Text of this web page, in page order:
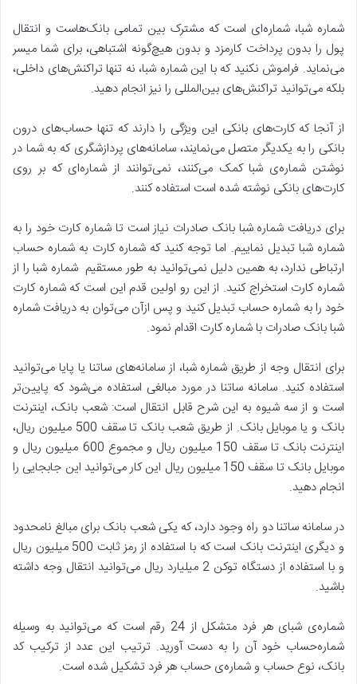
شماره شبا، شماره‌ای است که مشترک بین تمامی بانک‌هاست و انتقال
پول را بدون پرداخت کارمزد و بدون هیچ‌گونه اشتباهی، برای شما میسر
می‌نماید. فراموش نکنید که با این شماره شبا، نه تنها تراکنش‌های داخلی،
بلکه می‌توانید تراکنش‌های بین‌المللی را نیز انجام دهید.
از آنجا که کارت‌های بانکی این ویژگی را دارند که تنها حساب‌های درون
بانکی را به یکدیگر متصل می‌نمایند، سامانه‌های پردازشگری که به شما در
نوشتن شماره‌ی شبا کمک می‌کنند، نمی‌توانند از شماره‌ای که بر روی
کارت‌های بانکی نوشته شده‌ است استفاده کنند.
برای دریافت شماره شبا بانک صادرات نیاز است تا شماره کارت خود را به
شماره شبا تبدیل نماییم. اما توجه کنید که شماره کارت به شماره حساب
ارتباطی ندارد، به همین دلیل نمی‌توانید به طور مستقیم شماره شبا را از
شماره کارت استخراج کنید. از این رو اولین قدم این است که شماره کارت
خود را به شماره حساب تبدیل کنید و پس ازآن می‌توان به دریافت شماره
شبا بانک صادرات با شماره کارت اقدام نمود.
برای انتقال وجه از طریق شماره شبا، از سامانه‌های ساتنا یا پایا می‌توانید
استفاده کنید. سامانه ساتنا در مورد مبالغی استفاده می‌شود که پایین‌تر
است و از سه شیوه به این شرح قابل انتقال است: شعب بانک، اینترنت
بانک و یا موبایل بانک. از طریق شعب بانک تا سقف 500 میلیون ریال،
اینترنت بانک تا سقف 150 میلیون ریال و مجموع 600 میلیون ریال و
موبایل بانک تا سقف 150 میلیون ریال این کار می‌توانید این جابجایی را
انجام دهید.
در سامانه ساتنا دو راه وجود دارد، که یکی شعب بانک برای مبالغ نامحدود
و دیگری اینترنت بانک است که با استفاده از رمز ثابت 500 میلیون ریال
و با استفاده از دستگاه توکن 2 میلیارد ریال می‌توانید انتقال وجه داشته
باشید.
شماره‌ی شبای هر فرد متشکل از 24 رقم است که می‌توانید به وسیله
شماره‌حساب خود آن را به دست آورید. ترتیب این عدد از ترکیب کد
بانک، نوع حساب و شماره‌ی حساب هر فرد تشکیل شده است.